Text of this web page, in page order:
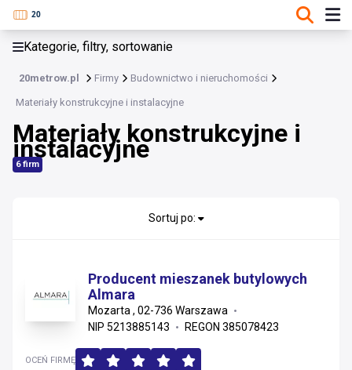
Kategorie, filtry, sortowanie
20metrow.pl Firmy Budownictwo i nieruchomości
Materiały konstrukcyjne i instalacyjne
Materiały konstrukcyjne i
instalacyjne
6 firm
Budownictwo i nieruchomości
Materiały konstrukcyjne i instalacyjne
Usługi wykonawcze i remonty
Instalacje
Sortuj po:
Producent mieszanek butylowych
Almara
Mozarta , 02-736 Warszawa
NIP 5213885143
REGON 385078423
OCEŃ FIRMĘ